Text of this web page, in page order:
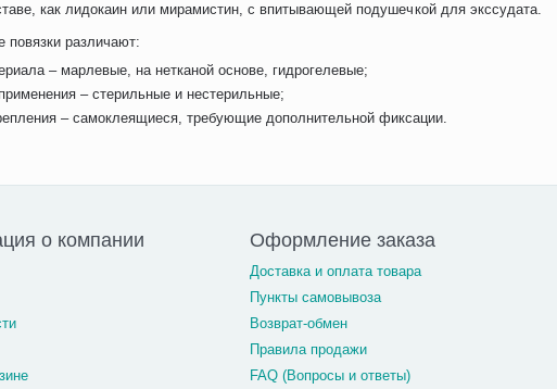
как лидокаин или мирамистин, с впитывающей подушечкой для экссудата.
различают:
– марлевые, на нетканой основе, гидрогелевые;
– стерильные и нестерильные;
– самоклеящиеся, требующие дополнительной фиксации.
о компании Оформление заказа
Доставка и оплата товара
Пункты самовывоза
Возврат-обмен
Правила продажи
FAQ (Вопросы и ответы)